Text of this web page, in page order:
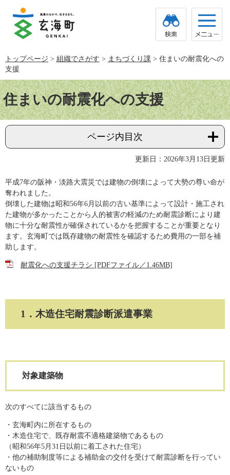
で
す。
ば
し
て
本
文
へ
トップページ > 組織でさがす > まちづくり課 > 住まいの耐震化への
支援
本
文住まいの耐震化への支援
ページ内目次
更新日：2026年3月13日更新
平成7年の阪神・淡路大震災では建物の倒壊によって大勢の尊い命が
奪われました。
倒壊した建物は昭和56年6月以前の古い基準によって設計・施工され
た建物が多かったことから人的被害の軽減のため耐震診断により建
物に十分な耐震性が確保されているかを把握することが重要となり
ます。玄海町では既存建物の耐震性を確認するため費用の一部を補
助します。
耐震化への支援チラシ [PDFファイル／1.46MB]
1．木造住宅耐震診断派遣事業
対象建築物
次のすべてに該当するもの
・玄海町内に所在するもの
・木造住宅で、既存耐震不適格建築物であるもの
（昭和56年5月31日以前に着工された住宅）
・他の補助制度等による補助金の交付を受けて耐震診断を行ってい
ないもの